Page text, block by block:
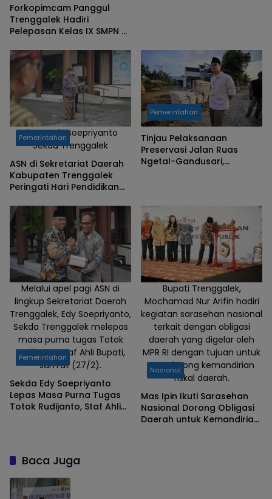
Forkopimcam Panggul
Trenggalek Hadiri
Pelepasan Kelas IX SMPN 2
Photo Edy soepriyanto
Sekda Trenggalek
Pemerintahan
ASN di Sekretariat Daerah
Kabupaten Trenggalek
Peringati Hari Pendidikan
Pemerintahan
Tinjau Pelaksanaan
Preservasi Jalan Ruas
Ngetal-Gandusari,
Aman
Melalui apel pagi ASN di
lingkup Sekretariat Daerah
Trenggalek, Edy Soepriyanto,
Sekda Trenggalek melepas
masa purna tugas Totok
Rudijanto, Staf Ahli Bupati,
Jum'at (27/2).
Pemerintahan
Sekda Edy Soepriyanto
Lepas Masa Purna Tugas
Totok Rudijanto, Staf Ahli
Bupati Trenggalek,
Mochamad Nur Arifin hadiri
kegiatan sarasehan nasional
terkait dengan obligasi
daerah yang digelar oleh
MPR RI dengan tujuan untuk
mendorong kemandirian
fiskal daerah.
Nasional
Mas Ipin Ikuti Sarasehan
Nasional Dorong Obligasi
Daerah untuk Kemandirian
Baca Juga